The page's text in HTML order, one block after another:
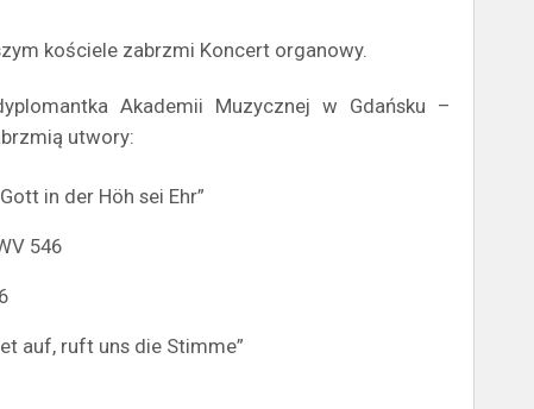
kościele zabrzmi Koncert organowy.
Akademii Muzycznej w Gdańsku –
utwory:
in der Höh sei Ehr”
546
auf, ruft uns die Stimme”